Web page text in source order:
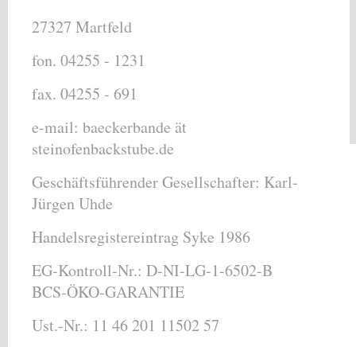
27327 Martfeld
fon. 04255 - 1231
fax. 04255 - 691
e-mail: baeckerbande ät
steinofenbackstube.de
Geschäftsführender Gesellschafter: Karl-
Jürgen Uhde
Handelsregistereintrag Syke 1986
EG-Kontroll-Nr.: D-NI-LG-1-6502-B
BCS-ÖKO-GARANTIE
Ust.-Nr.: 11 46 201 11502 57